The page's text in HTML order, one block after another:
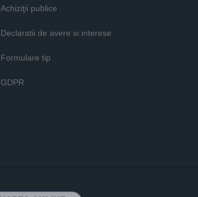
Achiziţii publice
Declaratii de avere si interese
Formulare tip
GDPR